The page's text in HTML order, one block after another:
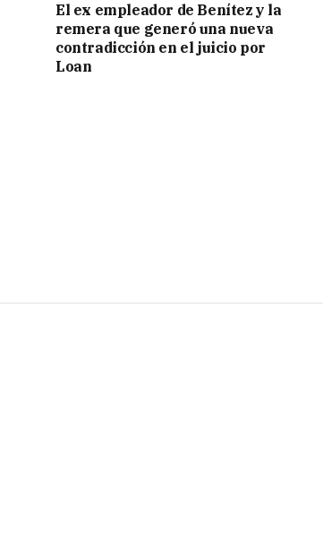
El ex empleador de Benítez y la
remera que generó una nueva
contradicción en el juicio por
Loan